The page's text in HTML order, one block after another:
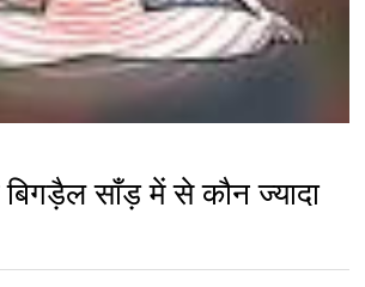
साँड़ में से कौन ज्यादा